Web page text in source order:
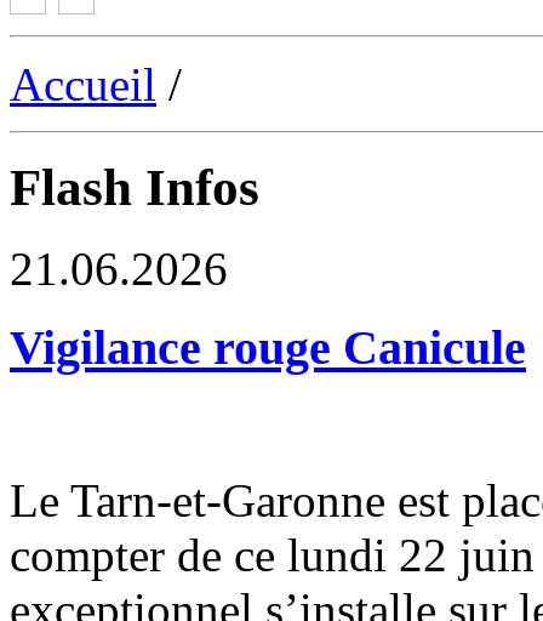
Accueil /
Flash Infos
21.06.2026
Vigilance rouge Canicule
Le Tarn-et-Garonne est
compter de ce lundi 22
exceptionnel s’installe sur